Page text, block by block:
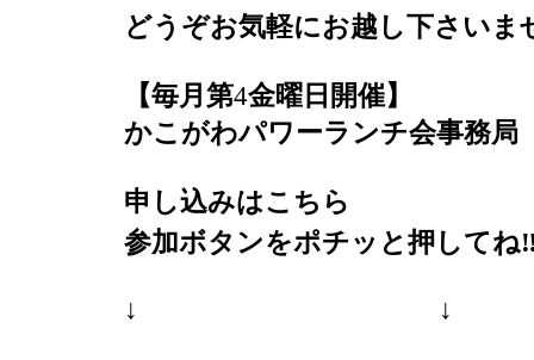
どうぞお気軽にお越し下さいま
【毎月第4金曜日開催】
かこがわパワーランチ会事務局
申し込みはこちら
参加ボタンをポチッと押してね
↓ ↓